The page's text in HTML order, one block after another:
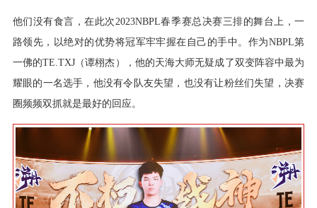
他们没有食言，在此次2023NBPL春季赛总决赛三排的舞台上，一
路领先，以绝对的优势将冠军牢牢握在自己的手中。作为NBPL第
一佛的TE.TXJ（谭栩杰），他的天海大师无疑成了双变阵容中最为
耀眼的一名选手，他没有令队友失望，也没有让粉丝们失望，决赛
圈频频双抓就是最好的回应。